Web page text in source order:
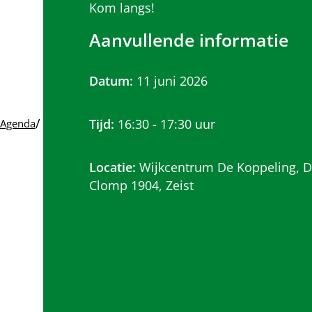
Agenda/
Kom langs!
Aanvullende informatie
Datum: 11 juni 2026
Tijd: 16:30 - 17:30 uur
Locatie: Wijkcentrum De Koppeling,
Clomp 1904, Zeist